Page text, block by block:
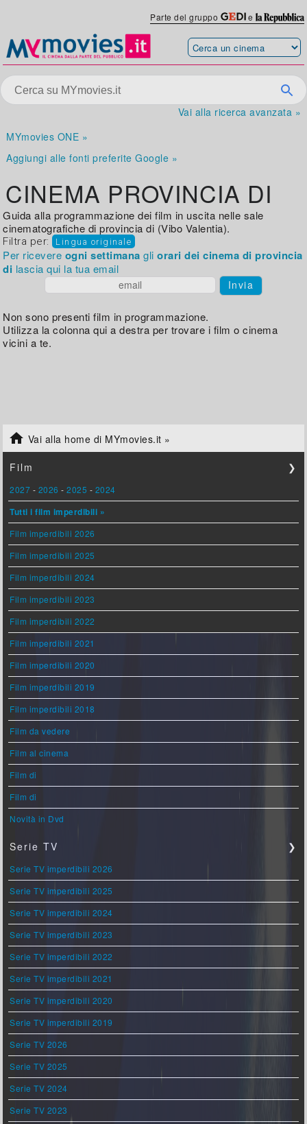
Parte del gruppo e
Vai alla ricerca avanzata »
MYmovies ONE »
Aggiungi alle fonti preferite Google »
CINEMA PROVINCIA DI
Guida alla programmazione dei film in uscita nelle sale
cinematografiche di provincia di (Vibo Valentia).
Filtra per: Lingua originale
Per ricevere ogni settimana gliorari dei cinema di provincia
di lascia qui la tua email
Invia
Non sono presenti film in programmazione.
Utilizza la colonna qui a destra per trovare i film o cinema
vicini a te.
 Vai alla home di MYmovies.it »
Film ❯
2027 - 2026 -2025 - 2024
Tutti i film imperdibili »
Film imperdibili 2026
Film imperdibili 2025
Film imperdibili 2024
Film imperdibili 2023
Film imperdibili 2022
Film imperdibili 2021
Film imperdibili 2020
Film imperdibili 2019
Film imperdibili 2018
Film da vedere
Film al cinema
Film di
Film di
Novità in Dvd
Serie TV ❯
Serie TV imperdibili 2026
Serie TV imperdibili 2025
Serie TV imperdibili 2024
Serie TV imperdibili 2023
Serie TV imperdibili 2022
Serie TV imperdibili 2021
Serie TV imperdibili 2020
Serie TV imperdibili 2019
Serie TV 2026
Serie TV 2025
Serie TV 2024
Serie TV 2023